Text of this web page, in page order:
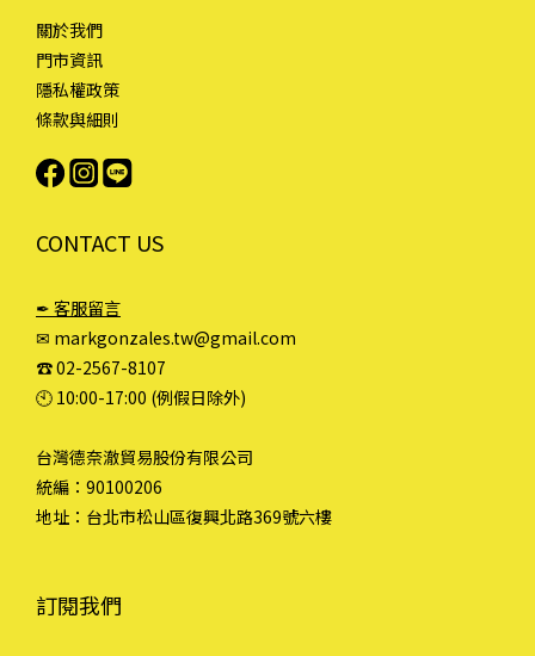
關於我們
門市資訊
隱私權政策
條款與細則
CONTACT US
✒ 客服留言
✉ markgonzales.tw@gmail.com
☎︎ 02-2567-8107
🕙︎ 10:00-17:00 (例假日除外)
台灣德奈澈貿易股份有限公司
統編：90100206
地址：台北市松山區復興北路369號六樓
訂閱我們